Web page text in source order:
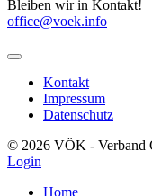
Bleiben wir in Kontakt!
office@voek.info
Kontakt
Impressum
Datenschutz
© 2026 VÖK - Verband
Login
Home